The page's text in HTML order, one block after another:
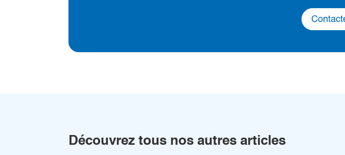
Découvrez tous nos autres articles